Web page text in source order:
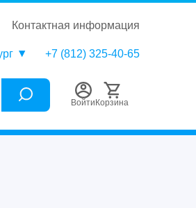
контактная информация
+7 (812) 325-40-65
номер (Артикул),
Войти Корзина